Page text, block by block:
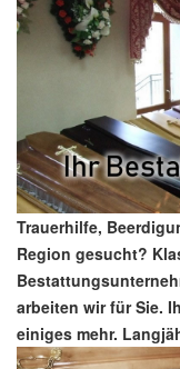
Trauerhilfe,
Region gesucht?
arbeiten wir für Sie.
einiges mehr.